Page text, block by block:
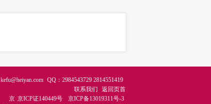
kefu@heiyan.com QQ：2984543729 2814551419
联系我们
返回页首
京 京ICP证140449号
京ICP备13019311号-3